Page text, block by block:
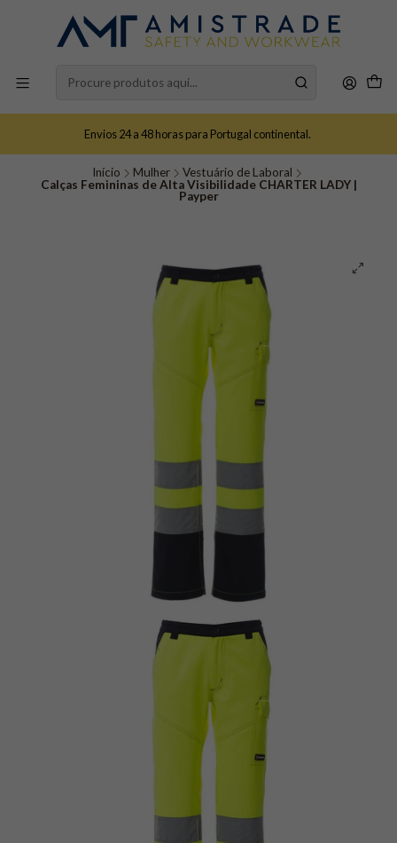
Envios 24 a 48 horas para Portugal continental.
Início Mulher
Vestuário de Laboral
Calças Femininas de Alta Visibilidade CHARTER LADY |
Payper